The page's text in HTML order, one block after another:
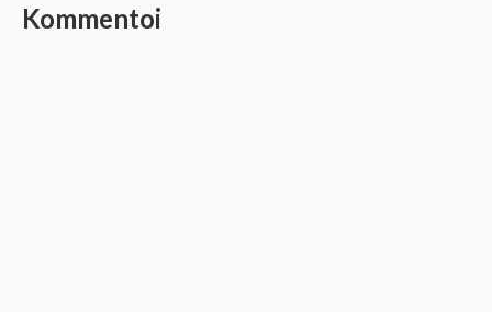
Kommentoi